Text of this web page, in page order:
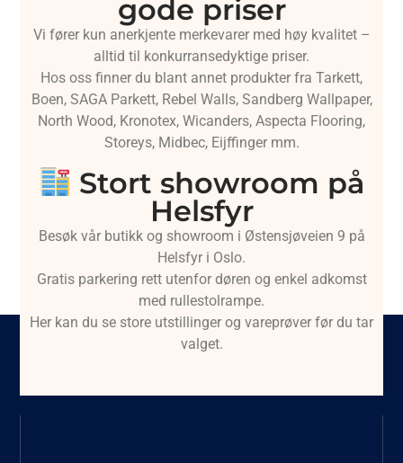
gode priser
Vi fører kun anerkjente merkevarer med høy kvalitet –
alltid til konkurransedyktige priser.
Hos oss finner du blant annet produkter fra Tarkett,
Boen, SAGA Parkett, Rebel Walls, Sandberg Wallpaper,
North Wood, Kronotex, Wicanders, Aspecta Flooring,
Storeys, Midbec, Eijffinger mm.
Stort showroom på
Helsfyr
Besøk vår butikk og showroom i Østensjøveien 9 på
Helsfyr i Oslo.
Gratis parkering rett utenfor døren og enkel adkomst
med rullestolrampe.
Her kan du se store utstillinger og vareprøver før du tar
valget.